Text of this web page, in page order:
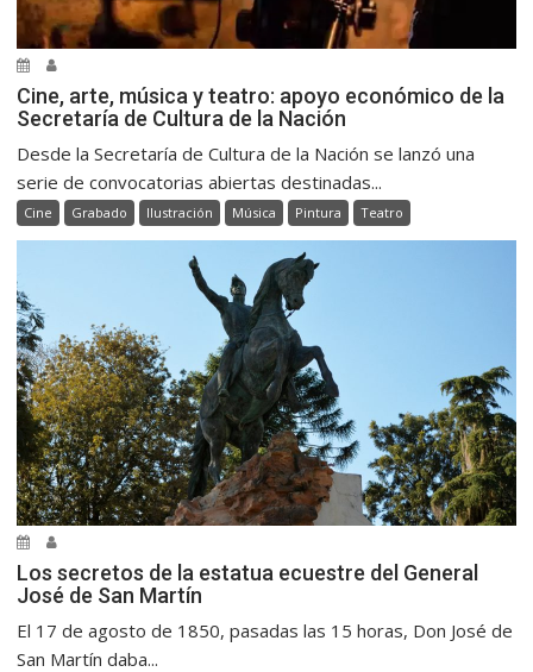
Cine, arte, música y teatro: apoyo económico de la
Secretaría de Cultura de la Nación
Desde la Secretaría de Cultura de la Nación se lanzó una
serie de convocatorias abiertas destinadas...
Cine Grabado Ilustración Música Pintura Teatro
Los secretos de la estatua ecuestre del General
José de San Martín
El 17 de agosto de 1850, pasadas las 15 horas, Don José de
San Martín daba...